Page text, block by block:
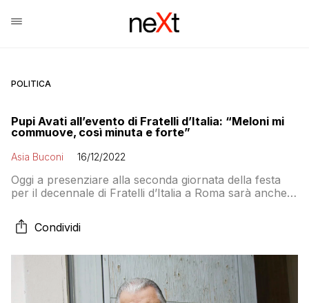
POLITICA
Pupi Avati all’evento di Fratelli d’Italia: “Meloni mi
commuove, così minuta e forte”
Asia Buconi 16/12/2022
Oggi a presenziare alla seconda giornata della festa
per il decennale di Fratelli d’Italia a Roma sarà anche il
Condividi